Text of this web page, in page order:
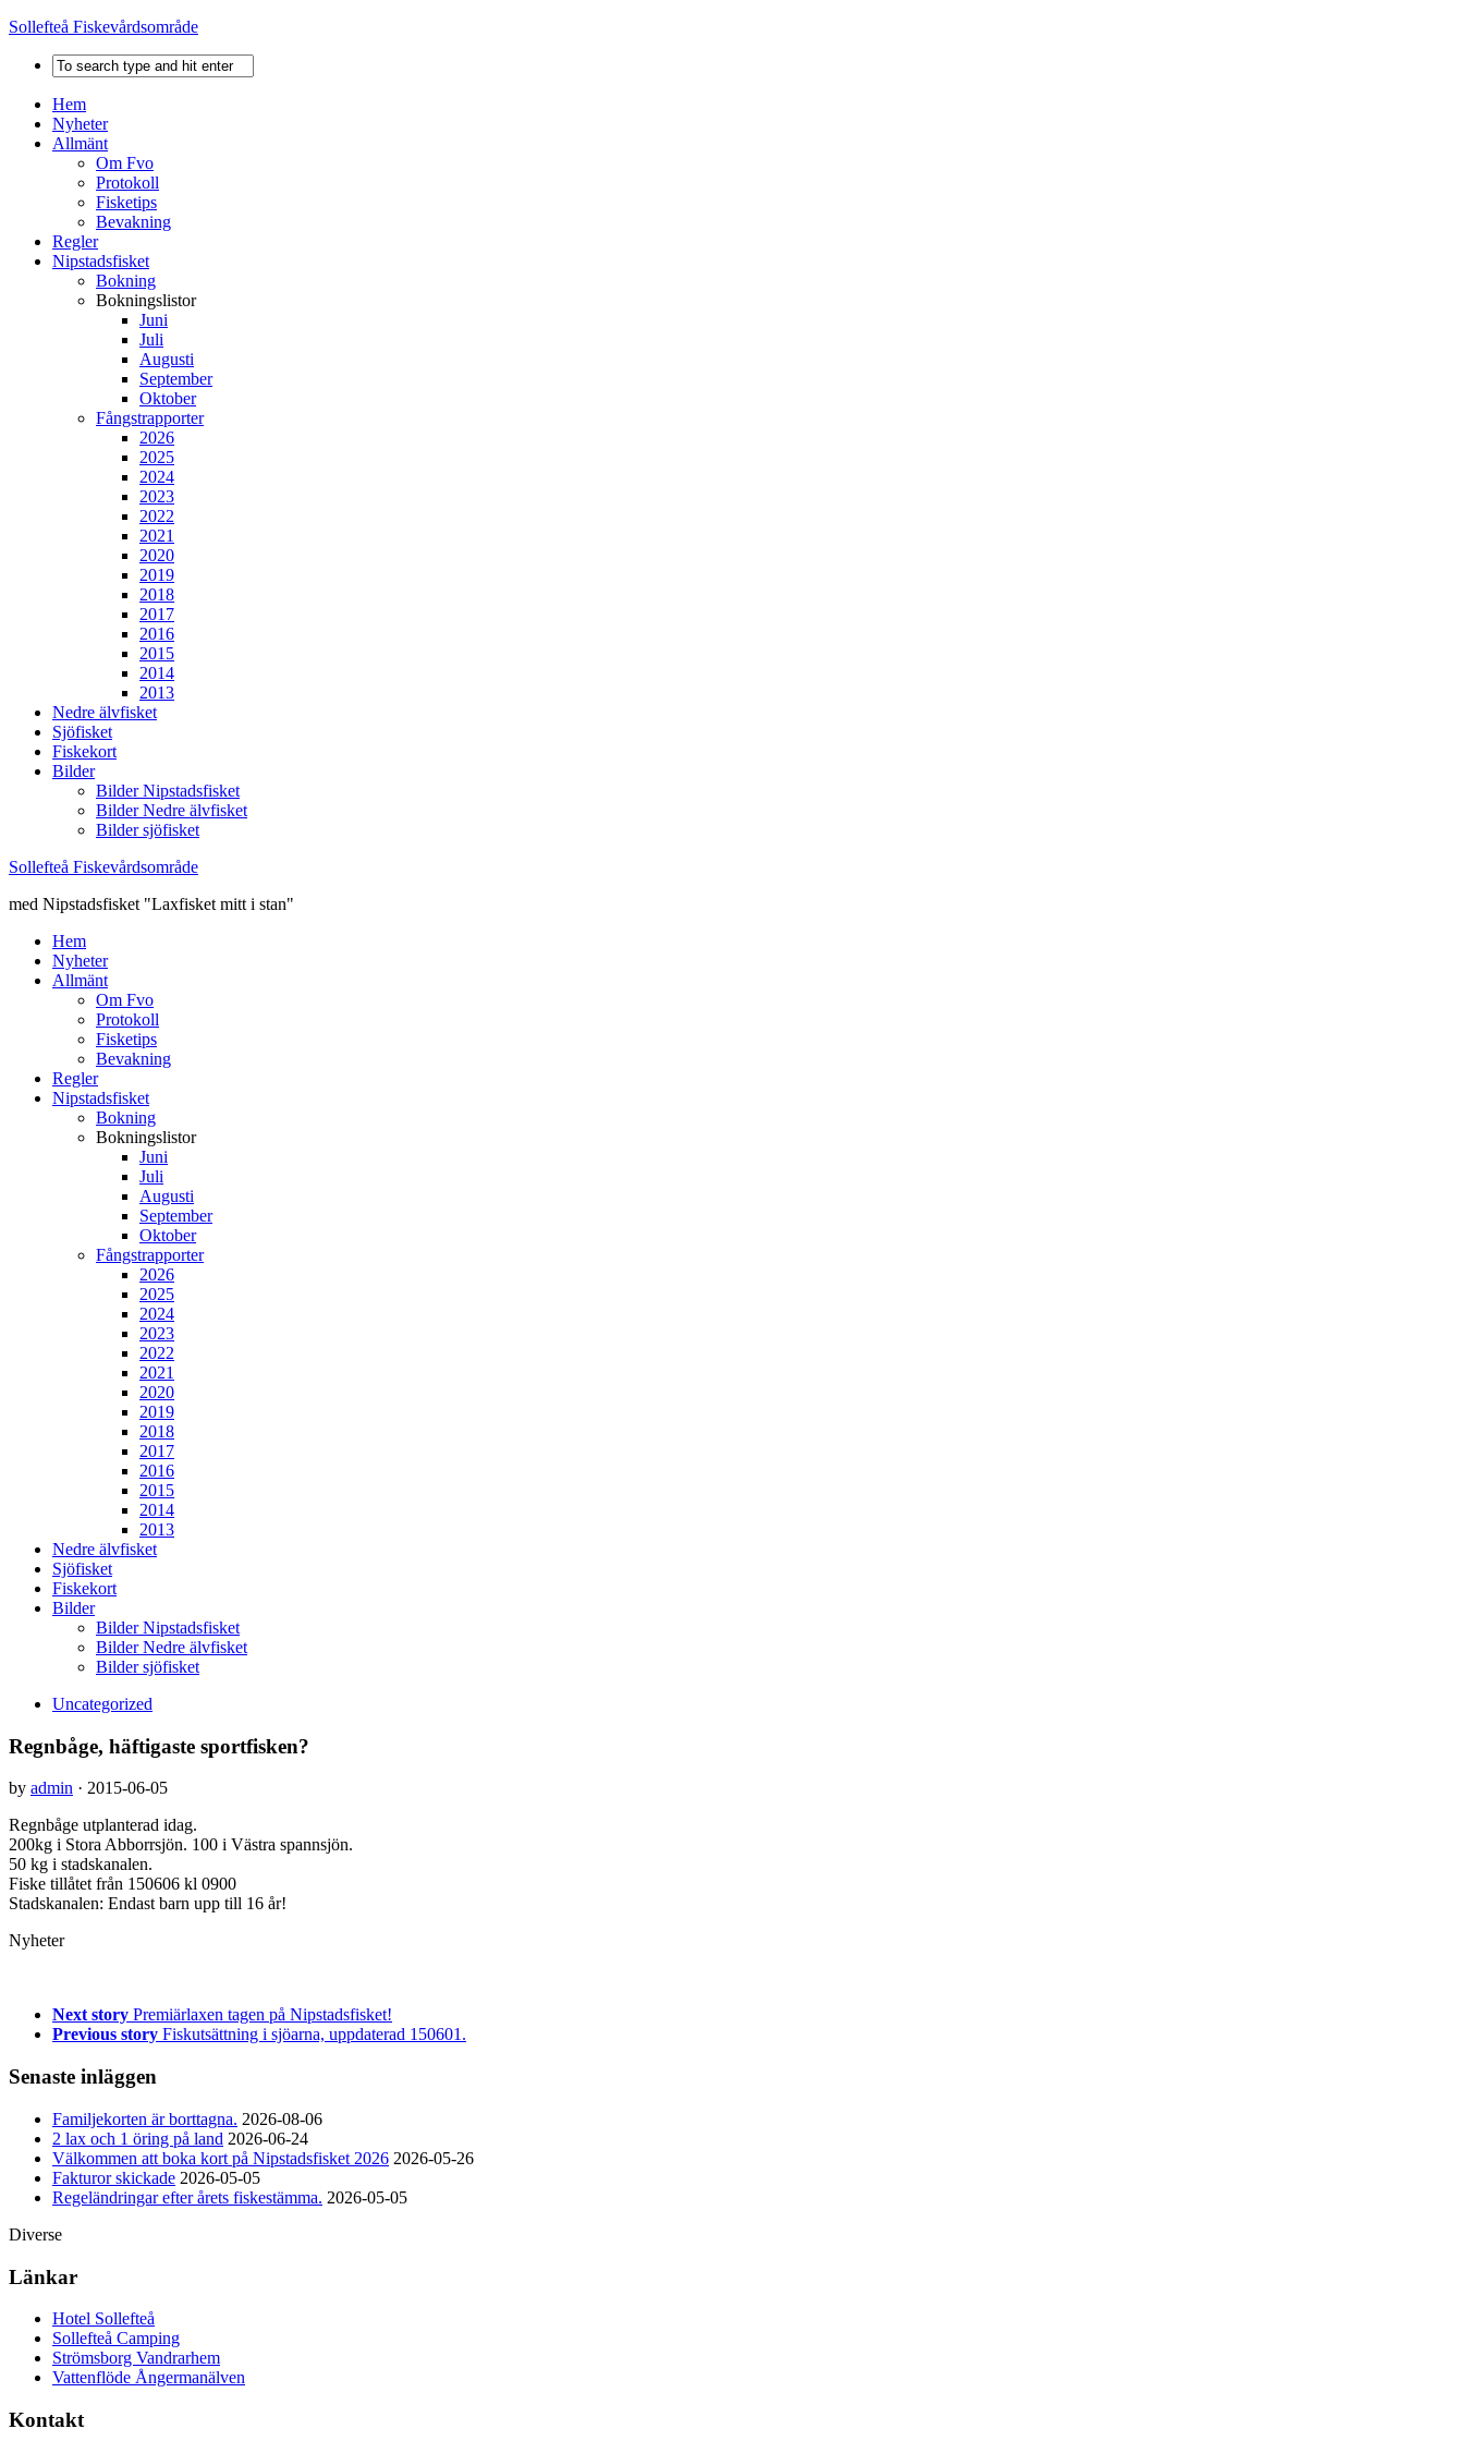
Sollefteå Fiskevårdsområde
Hem
Nyheter
Allmänt
Om Fvo
Protokoll
Fisketips
Bevakning
Regler
Nipstadsfisket
Bokning
Bokningslistor
Juni
Juli
Augusti
September
Oktober
Fångstrapporter
2026
2025
2024
2023
2022
2021
2020
2019
2018
2017
2016
2015
2014
2013
Nedre älvfisket
Sjöfisket
Fiskekort
Bilder
Bilder Nipstadsfisket
Bilder Nedre älvfisket
Bilder sjöfisket
Sollefteå Fiskevårdsområde
med Nipstadsfisket "Laxfisket mitt i stan"
Hem
Nyheter
Allmänt
Om Fvo
Protokoll
Fisketips
Bevakning
Regler
Nipstadsfisket
Bokning
Bokningslistor
Juni
Juli
Augusti
September
Oktober
Fångstrapporter
2026
2025
2024
2023
2022
2021
2020
2019
2018
2017
2016
2015
2014
2013
Nedre älvfisket
Sjöfisket
Fiskekort
Bilder
Bilder Nipstadsfisket
Bilder Nedre älvfisket
Bilder sjöfisket
Uncategorized
Regnbåge, häftigaste sportfisken?
by admin · 2015-06-05
Regnbåge utplanterad idag.
200kg i Stora Abborrsjön. 100 i Västra spannsjön.
50 kg i stadskanalen.
Fiske tillåtet från 150606 kl 0900
Stadskanalen: Endast barn upp till 16 år!
Nyheter
Next story Premiärlaxen tagen på Nipstadsfisket!
Previous story Fiskutsättning i sjöarna, uppdaterad 150601.
Senaste inläggen
Familjekorten är borttagna. 2026-08-06
2 lax och 1 öring på land 2026-06-24
Välkommen att boka kort på Nipstadsfisket 2026 2026-05-26
Fakturor skickade 2026-05-05
Regeländringar efter årets fiskestämma. 2026-05-05
Diverse
Länkar
Hotel Sollefteå
Sollefteå Camping
Strömsborg Vandrarhem
Vattenflöde Ångermanälven
Kontakt